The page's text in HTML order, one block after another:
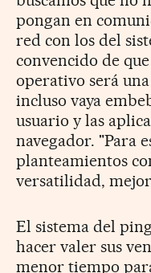
pongan en
red con los del
convencido de
operativo será
incluso vaya
usuario y las
navegador. "Para
planteamientos
versatilidad,
El sistema del
hacer valer sus
menor tiempo